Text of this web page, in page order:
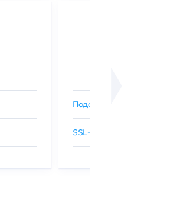
Подобрать SSL-сертификат
SSL-сертификаты GlobalSign